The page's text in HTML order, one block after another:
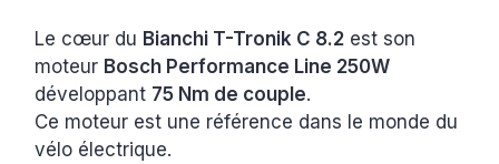
Le cœur du Bianchi T-Tronik C 8.2 est son
moteur Bosch Performance Line 250W
développant 75 Nm de couple.
Ce moteur est une référence dans le monde du
vélo électrique.